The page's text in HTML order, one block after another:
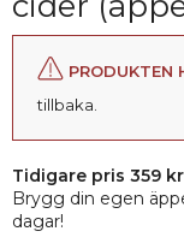
PRODUKTEN
tillbaka.
Tidigare pris 359
Brygg din egen
dagar!